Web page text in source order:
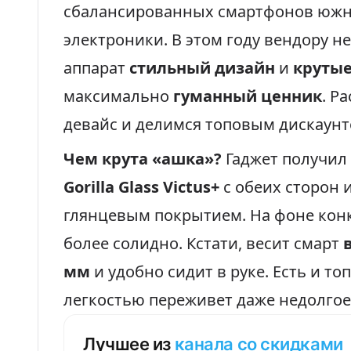
сбалансированных смартфонов
электроники. В этом году вендору
аппарат стильный дизайн и
максимально гуманный ценник.
девайс и делимся топовым
Чем крута «ашка»? Гаджет получил
Gorilla Glass Victus+ с обеих сторон
глянцевым покрытием. На фоне
более солидно. Кстати, весит смарт
мм и удобно сидит в руке. Есть и
легкостью переживет даже
Лучшее из канала со скидками